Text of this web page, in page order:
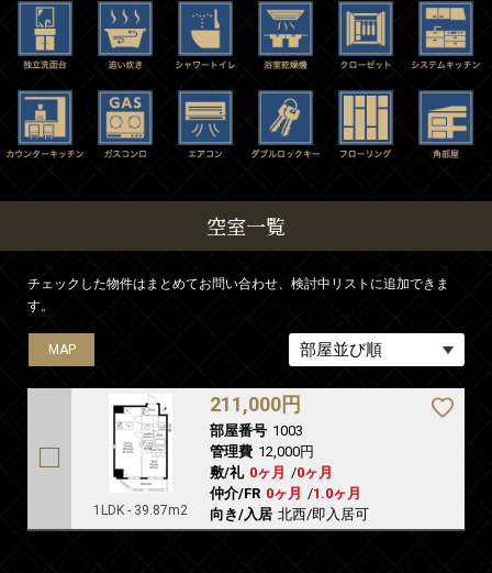
空室一覧
チェックした物件はまとめてお問い合わせ、検討中リストに追加できま
す。
MAP
1LDK - 39.87m2
211,000円
部屋番号 1003
管理費 12,000円
敷/礼 0ヶ月 /0ヶ月
仲介/FR 0ヶ月 /1.0ヶ月
向き/入居 北西/即入居可